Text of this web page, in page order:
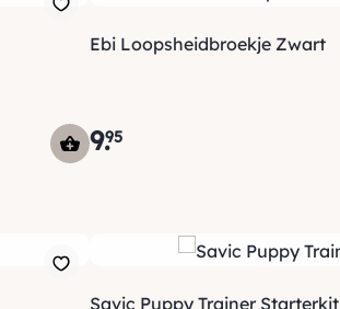
Ebi Loopsheidbroekje Zwart
9.95
Savic Puppy Trainer Starterkit